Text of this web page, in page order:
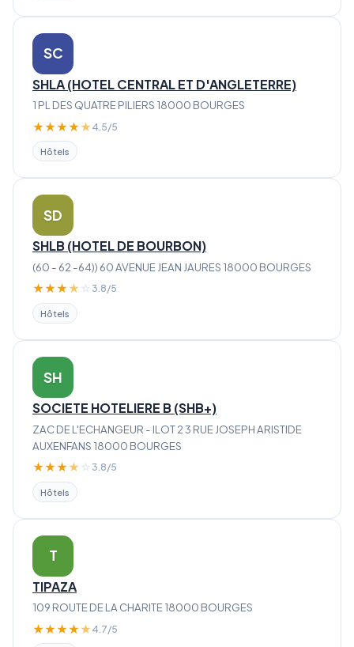
SC
SHLA (HOTEL CENTRAL ET D'ANGLETERRE)
1 PL DES QUATRE PILIERS 18000 BOURGES
★★★★★ 4.5/5
Hôtels
SD
SHLB (HOTEL DE BOURBON)
(60 - 62 -64)) 60 AVENUE JEAN JAURES 18000 BOURGES
★★★★ ☆ 3.8/5
Hôtels
SH
SOCIETE HOTELIERE B (SHB+)
ZAC DE L'ECHANGEUR - ILOT 2 3 RUE JOSEPH ARISTIDE
AUXENFANS 18000 BOURGES
★★★★ ☆ 3.8/5
Hôtels
T
TIPAZA
109 ROUTE DE LA CHARITE 18000 BOURGES
★★★★★ 4.7/5